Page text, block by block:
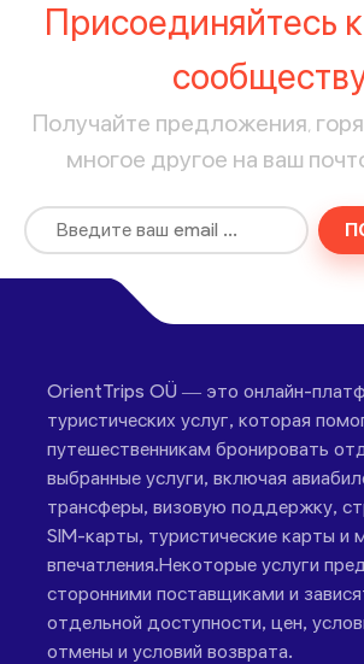
Присоединяйтесь
Получайте предложения,
многое другое на ваш
OrientTrips OÜ — это онлайн-
туристических услуг, которая
путешественникам бронировать
выбранные услуги, включая
трансферы, визовую поддержку,
SIM-карты, туристические карты и
впечатления.Некоторые услуги
сторонними поставщиками и
отдельной доступности, цен,
отмены и условий возврата.